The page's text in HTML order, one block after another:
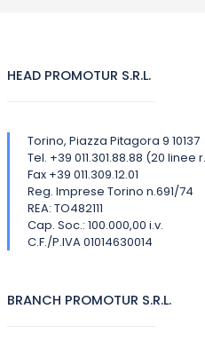
HEAD PROMOTUR S.R.L.
Torino, Piazza Pitagora 9 10137
Tel. +39 011.301.88.88 (20 linee
Fax +39 011.309.12.01
Reg. Imprese Torino n.691/74
REA: TO482111
Cap. Soc.: 100.000,00 i.v.
C.F./P.IVA 01014630014
BRANCH PROMOTUR S.R.L.